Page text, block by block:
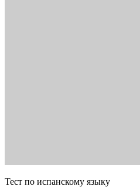
Тест по испанскому языку